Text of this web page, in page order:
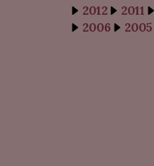
2012
2011
2006
2005